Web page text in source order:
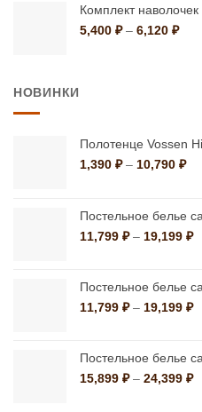
составляла
34,100 ₽.
Комплект
5,400 ₽ – 6,120 ₽
НОВИНКИ
Полотенце Vossen
1,390 ₽ – 10,790 ₽
–
Постельное белье
11,799 ₽ – 19,199 ₽
–
Постельное белье
11,799 ₽ – 19,199 ₽
–
Постельное белье
15,899 ₽ – 24,399 ₽